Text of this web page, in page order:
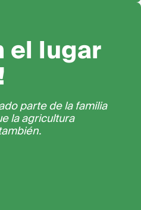
el lugar
parte de la familia
la agricultura